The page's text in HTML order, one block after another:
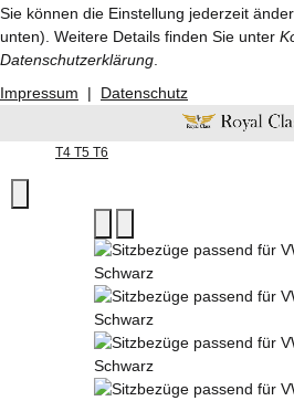
Sie können die Einstellung jederzeit
unten). Weitere Details finden Sie unter
Datenschutzerklärung
Impressum
| Datenschutz
T4 T5 T6